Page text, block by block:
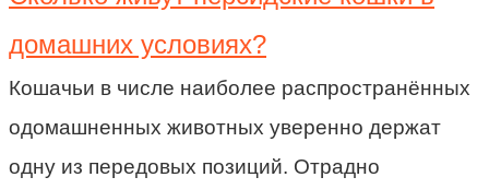
домашних условиях?
Кошачьи в числе наиболее распространённых
одомашненных животных уверенно держат
одну из передовых позиций. Отрадно